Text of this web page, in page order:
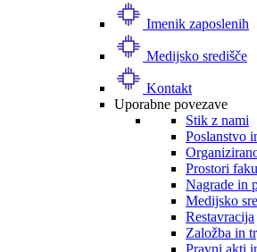
Imenik zaposlenih
Medijsko središče
Kontakt
Uporabne povezave
Stik z nami
Poslanstvo
Prostori
Nagrade in
Medijsko
Restavracija
Založba in
Pravni akti